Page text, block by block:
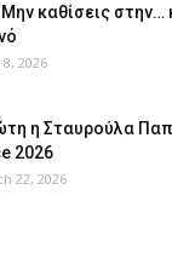
καθίσεις
8, 2026
η Σταυρούλα
2026
22, 2026